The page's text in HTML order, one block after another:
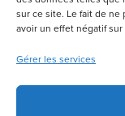
sur ce site. Le fait de
avoir un effet négatif
Gérer les services
Postuler